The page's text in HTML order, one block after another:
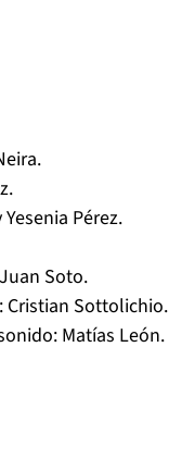
Pérez.
Soto.
Cristian Sottolichio.
Matías León.